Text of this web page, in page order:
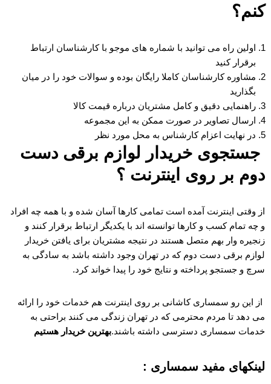
کنم؟
اولین راه می توانید با شماره های موجو با کارشناسان ارتباط
برقرار کنید
مشاوره کارشناسان کاملا رایگان بوده و سوالات خود را در میان
بگذارید
راهنمایی دقیق و کامل مشتریان درباره قیمت کالا
ارسال تصاویر در صورت ممکن به این مجموعه
در نهایت اعزام کارشناس به محل مورد نظر
جستجوی خریدار لوازم برقی دست
دوم بر روی اینترنت ؟
از وقتی اینترنت آمده است تمامی کارها آسان شده و با همه چه افراد
و چه تمام کسب و کارها توانسته اند با یکدیگر ارتباط برقرار کنند و
زنجیره وار بهم متصل هستند در نتیجه مشتریان برای یافتن خریدار
لوازم برقی دست دوم که در تهران وجود داشته باشد به سادگی به
سرچ و جستجو پرداخته و نتایج خود را پیدا خواند کرد.
از این رو سمساری کاشانی بر روی اینترنت هم خدمات خود را ارائه
می دهد تا مردم محترمی که در تهران زندگی می کنند براحتی به
خدمات سمساری دسترسی داشته باشند.بهترین خریدار هستیم
لینکهای مفید سمساری :